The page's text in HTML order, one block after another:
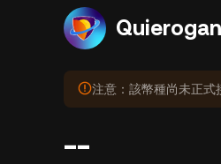
注意：該幣種尚未正式
--